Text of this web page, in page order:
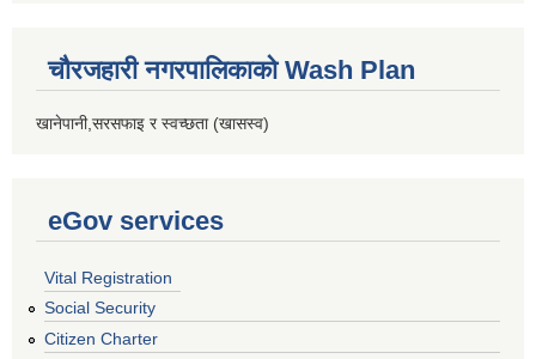
चौरजहारी नगरपालिकाको Wash Plan
खानेपानी,सरसफाइ र स्वच्छता (खासस्व)
eGov services
Vital Registration
Social Security
Citizen Charter